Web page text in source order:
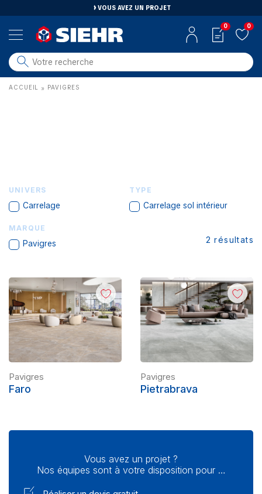
VOUS AVEZ UN PROJET
salle de bain
carrelage
0 0
ACCUEIL » PAVIGRES
UNIVERS
Carrelage
TYPE
Carrelage sol intérieur
MARQUE
Pavigres 2 résultats
Pavigres
Faro
Pavigres
Pietrabrava
Vous avez un projet ?
Nos équipes sont à votre disposition pour …